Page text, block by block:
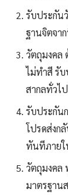
รับประกัน
ฐานจิตจา
วัตถุมงคล
ไม่ทำสี รั
สากลทั่วไป
รับประกัน
โปรดส่งก
ทันทีภายใ
วัตถุมงคล
มาตรฐาน